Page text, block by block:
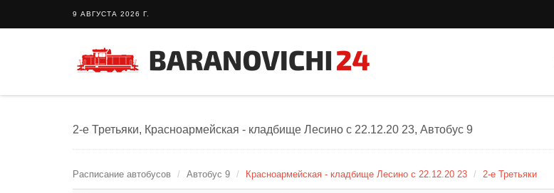
9 АВГУСТА 2026 Г.
2-е Третьяки, Красноармейская - кладбище Лесино c 22.12.20 23, Автобус 9
Расписание автобусов Автобус 9 Красноармейская - кладбище Лесино c 22.12.20 23 2-е Третьяки